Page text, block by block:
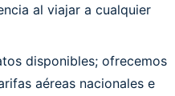
al viajar a cualquier
disponibles; ofrecemos
aéreas nacionales e